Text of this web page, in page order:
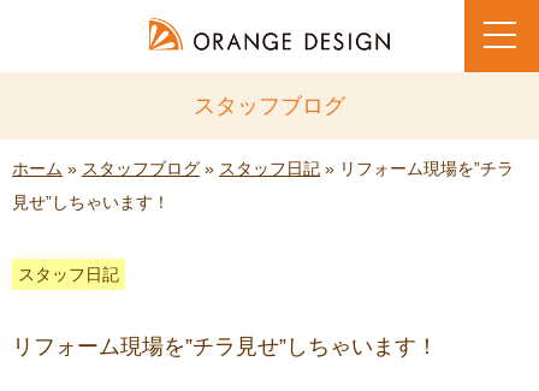
スタッフブログ
ホーム » スタッフブログ » スタッフ日記 » リフォーム現場を”チラ
見せ”しちゃいます！
スタッフ日記
リフォーム現場を”チラ見せ”しちゃいます！